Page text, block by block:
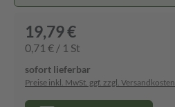
19,79 €
0,71 € / 1 St
sofort lieferbar
Preise inkl. MwSt. ggf. zzgl. Versandkosten